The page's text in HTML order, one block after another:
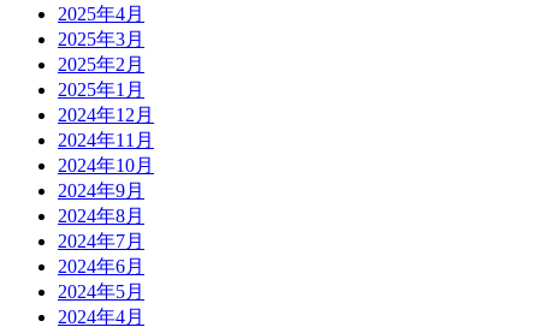
2025年4月
2025年3月
2025年2月
2025年1月
2024年12月
2024年11月
2024年10月
2024年9月
2024年8月
2024年7月
2024年6月
2024年5月
2024年4月